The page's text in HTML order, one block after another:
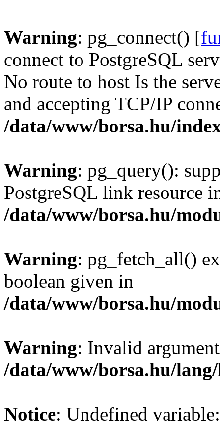
Warning: pg_connect() [
connect to PostgreSQL
No route to host Is the
and accepting TCP/IP
/data/www/borsa.hu/
Warning: pg_query():
PostgreSQL link resource
/data/www/borsa.hu/
Warning: pg_fetch_all()
boolean given in
/data/www/borsa.hu/
Warning: Invalid
/data/www/borsa.hu/
Notice: Undefined